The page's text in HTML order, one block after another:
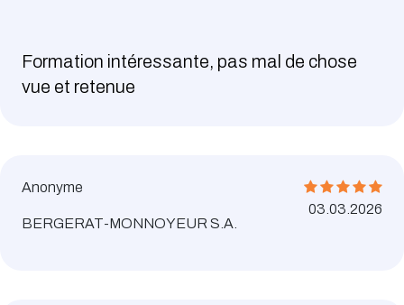
Formation intéressante, pas mal de chose
vue et retenue
Anonyme
BERGERAT-MONNOYEUR S.A.
03.03.2026